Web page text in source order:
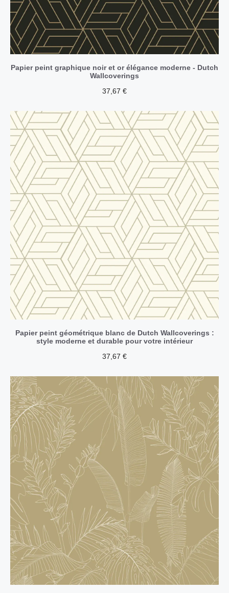
Papier peint graphique noir et or élégance moderne - Dutch
Wallcoverings
37,67 €
Papier peint géométrique blanc de Dutch Wallcoverings :
style moderne et durable pour votre intérieur
37,67 €